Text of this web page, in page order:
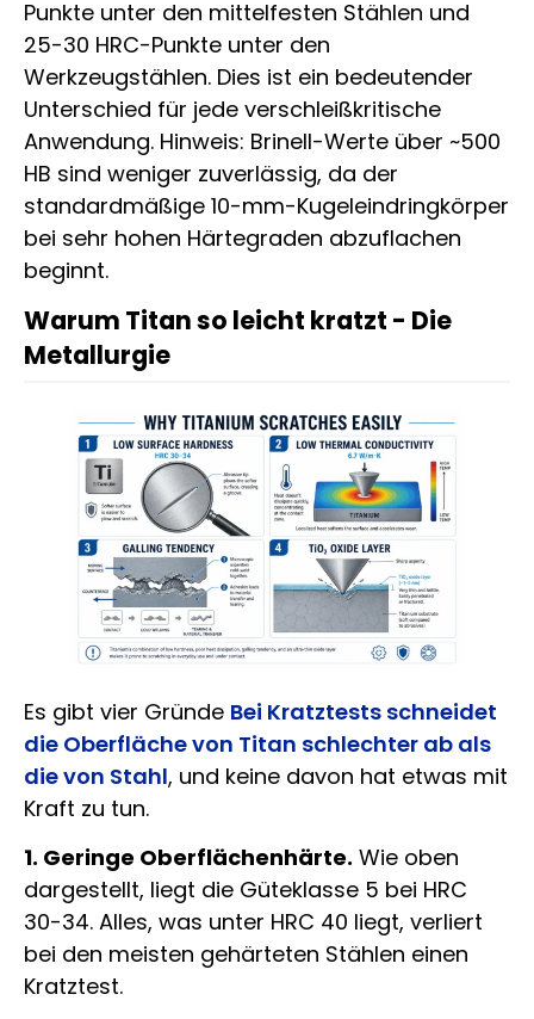
Punkte unter den mittelfesten Stählen und
25-30 HRC-Punkte unter den
Werkzeugstählen. Dies ist ein bedeutender
Unterschied für jede verschleißkritische
Anwendung. Hinweis: Brinell-Werte über ~500
HB sind weniger zuverlässig, da der
standardmäßige 10-mm-Kugeleindringkörper
bei sehr hohen Härtegraden abzuflachen
beginnt.
Warum Titan so leicht kratzt - Die
Metallurgie
Es gibt vier Gründe Bei Kratztests schneidet
die Oberfläche von Titan schlechter ab als
die von Stahl, und keine davon hat etwas mit
Kraft zu tun.
1. Geringe Oberflächenhärte. Wie oben
dargestellt, liegt die Güteklasse 5 bei HRC
30-34. Alles, was unter HRC 40 liegt, verliert
bei den meisten gehärteten Stählen einen
Kratztest.